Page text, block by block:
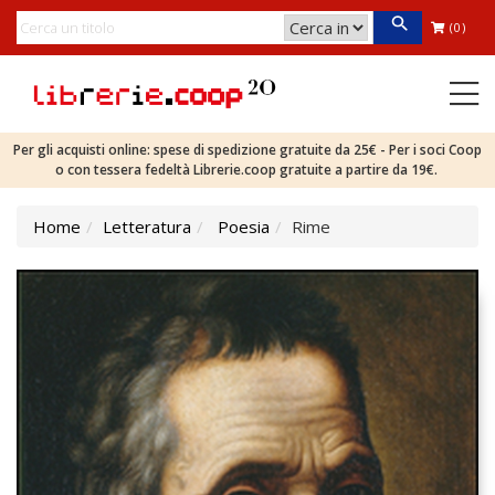
(0)
Per gli acquisti online: spese di spedizione gratuite da 25€ - Per i soci Coop
o con tessera fedeltà Librerie.coop gratuite a partire da 19€.
Home Letteratura Poesia Rime